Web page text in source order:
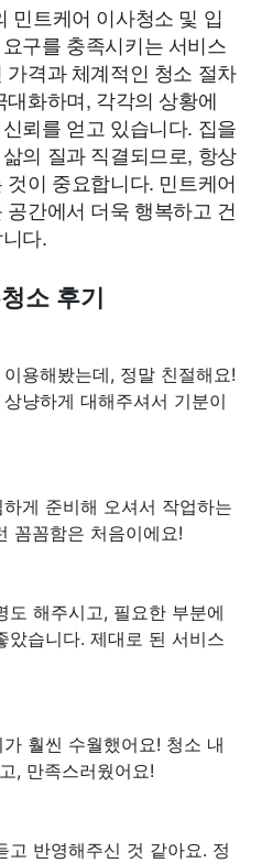
민트케어 이사청소 및 입
구를 충족시키는 서비스
격과 체계적인 청소 절차
화하며, 각각의 상황에
뢰를 얻고 있습니다. 집을
의 질과 직결되므로, 항상
이 중요합니다. 민트케어
간에서 더욱 행복하고 건
다.
소 후기
용해봤는데, 정말 친절해요!
냥하게 대해주셔서 기분이
게 준비해 오셔서 작업하는
꼼꼼함은 처음이에요!
도 해주시고, 필요한 부분에
았습니다. 제대로 된 서비스
훨씬 수월했어요! 청소 내
, 만족스러웠어요!
고 반영해주신 것 같아요. 정